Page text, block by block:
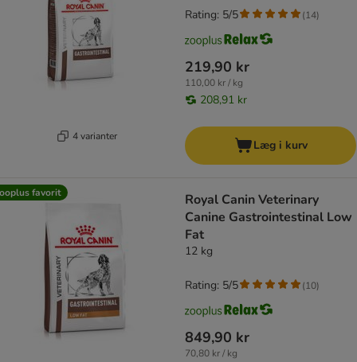
4 varianter
219,90 kr
110,00 kr / kg
208,91 kr
Rating: 5/5 (14)
Læg i kurv
favorit
Royal Canin Veterinary
Canine Gastrointestinal Low
Fat
12 kg
849,90 kr
70,80 kr / kg
Rating: 5/5 (10)